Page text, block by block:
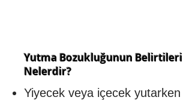
Yutma Bozukluğunun Belirtileri
Nelerdir?
Yiyecek veya içecek yutarken